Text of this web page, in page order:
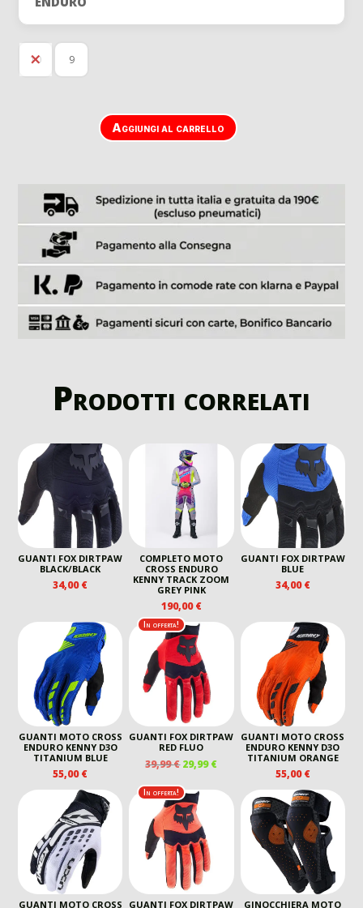
10 9
Aggiungi al carrello
Prodotti correlati
GUANTI FOX DIRTPAW
BLACK/BLACK
34,00€
COMPLETO MOTO
CROSS ENDURO
KENNY TRACK ZOOM
GREY PINK
190,00€
GUANTI FOX DIRTPAW
BLUE
34,00€
GUANTI MOTO CROSS
ENDURO KENNY D3O
TITANIUM BLUE
55,00€
In offerta!
GUANTI FOX DIRTPAW
RED FLUO
39,99€ IL
ORIGINALE
ERA:
39,99 €.
29,99€IL
ATTUALE
29,99 €.
GUANTI MOTO CROSS
ENDURO KENNY D3O
TITANIUM ORANGE
55,00€
GUANTI MOTO CROSS
In offerta!
GUANTI FOX DIRTPAW
GINOCCHIERA MOTO